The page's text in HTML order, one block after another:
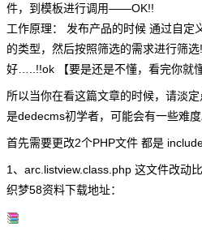
件，到模板进行调用——OK!!
工作原理： 发布产品的时候 通过自定
的类型，然后按照筛选的需求进行筛
好…..!!ok 【要是还是不懂，看完你就懂
所以当你在看这篇文章的时候，请淡
是dedecms初学者，可能会有一些难
首先需要更改2个PHP文件 都是
1、arc.listview.class.php 这文件改动比
织梦58资料下载地址：